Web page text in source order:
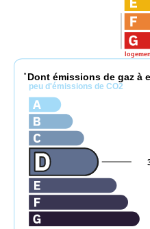
* Dont émissions de gaz à
peu d'émissions de CO2